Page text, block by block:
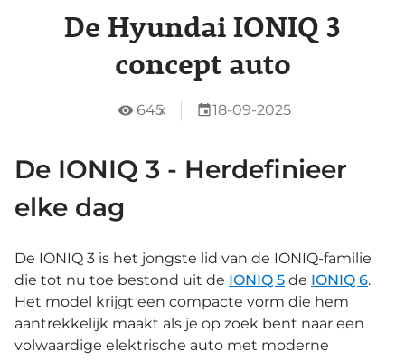
De Hyundai IONIQ 3
concept auto
645x 18-09-2025
De IONIQ 3 - Herdefinieer
elke dag
De IONIQ 3 is het jongste lid van de IONIQ-familie
die tot nu toe bestond uit de IONIQ 5 de IONIQ 6.
Het model krijgt een compacte vorm die hem
aantrekkelijk maakt als je op zoek bent naar een
volwaardige elektrische auto met moderne